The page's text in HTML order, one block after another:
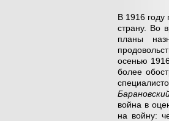
В 1916 году
страну. Во
планы
осенью
более
война в
на войну: